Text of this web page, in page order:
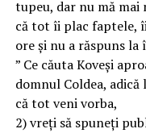
tupeu, dar nu mă
că tot îi plac faptele,
ore și nu a răspuns la
” Ce căuta Koveși
domnul Coldea,
că tot veni vorba,
2) vreți să spuneți